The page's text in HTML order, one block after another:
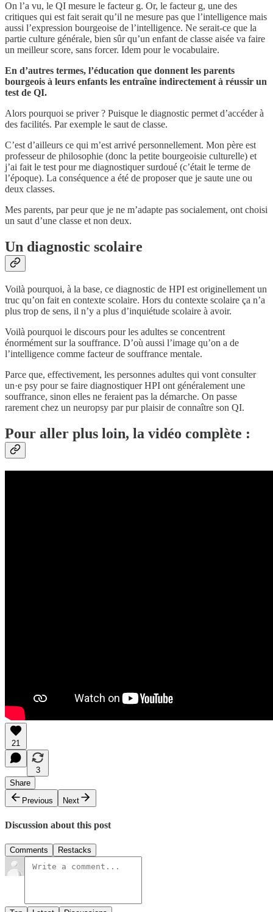
On l’a vu, le QI mesure le facteur g. Or, le facteur g, une des
critiques qui est fait serait qu’il ne mesure pas que l’intelligence mais
aussi l’expression bourgeoise de l’intelligence. Ne serait-ce que la
partie culture générale, bien sûr qu’un enfant de classe aisée va faire
un meilleur score, sans forcer. Idem pour le vocabulaire.
En d’autres termes, l’éducation que donnent les parents
bourgeois à leurs enfants les entraîne indirectement à réussir un
test de QI.
Alors pourquoi se priver ? Puisque le diagnostic permet d’accéder à
des facilités. Par exemple le saut de classe.
C’est d’ailleurs ce qui m’est arrivé personnellement. Mon père est
professeur de philosophie (donc la petite bourgeoisie culturelle) et
j’ai fait le test pour me diagnostiquer surdoué (c’était le terme de
l’époque). La conséquence a été de proposer que je saute une ou
deux classes.
Mes parents, par peur que je ne m’adapte pas socialement, ont choisi
un saut d’une classe et non deux.
Un diagnostic scolaire
Voilà pourquoi, à la base, ce diagnostic de HPI est originellement un
truc qu’on fait en contexte scolaire. Hors du contexte scolaire ça n’a
plus trop de sens, il n’y a plus d’inquiétude scolaire à avoir.
Voilà pourquoi le discours pour les adultes se concentrent
énormément sur la souffrance. D’où aussi l’image qu’on a de
l’intelligence comme facteur de souffrance mentale.
Parce que, effectivement, les personnes adultes qui vont consulter
un·e psy pour se faire diagnostiquer HPI ont généralement une
souffrance, sinon elles ne feraient pas la démarche. On passe
rarement chez un neuropsy par pur plaisir de connaître son QI.
Pour aller plus loin, la vidéo complète :
21
3
Share
Previous
Next
Discussion about this post
Comments Restacks